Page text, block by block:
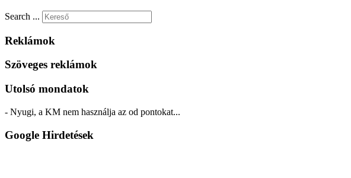
Search ...
Reklámok
Szöveges reklámok
Utolsó mondatok
- Nyugi, a KM nem használja az od pontokat...
Google Hirdetések